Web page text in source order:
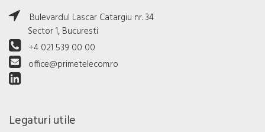
Bulevardul Lascar Catargiu nr. 34
Sector 1, Bucuresti
+4 021 539 00 00
office@primetelecom.ro
Legaturi utile